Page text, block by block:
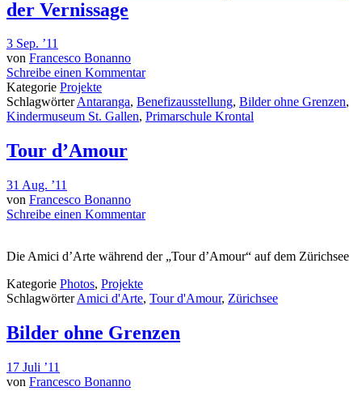
der Vernissage
3 Sep. ’11
von Francesco Bonanno
Schreibe einen Kommentar
Kategorie Projekte
SchlagwörterAntaranga, Benefizausstellung, Bilder ohne Grenzen,
Kindermuseum St. Gallen, Primarschule Krontal
Tour d’Amour
31 Aug. ’11
von Francesco Bonanno
Schreibe einen Kommentar
Die Amici d’Arte während der „Tour d’Amour“ auf dem Zürichsee
Kategorie Photos, Projekte
SchlagwörterAmici d'Arte, Tour d'Amour, Zürichsee
Bilder ohne Grenzen
17 Juli ’11
von Francesco Bonanno